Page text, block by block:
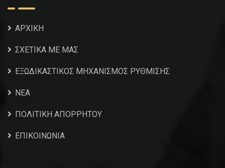
ΑΡΧΙΚΗ
ΣΧΕΤΙΚΑ ΜΕ ΜΑΣ
ΕΞΩΔΙΚΑΣΤΙΚΟΣ ΜΗΧΑΝΙΣΜΟΣ ΡΥΘΜΙΣΗΣ
NEA
ΠΟΛΙΤΙΚΗ ΑΠΟΡΡΗΤΟΥ
ΕΠΙΚΟΙΝΩΝΙΑ